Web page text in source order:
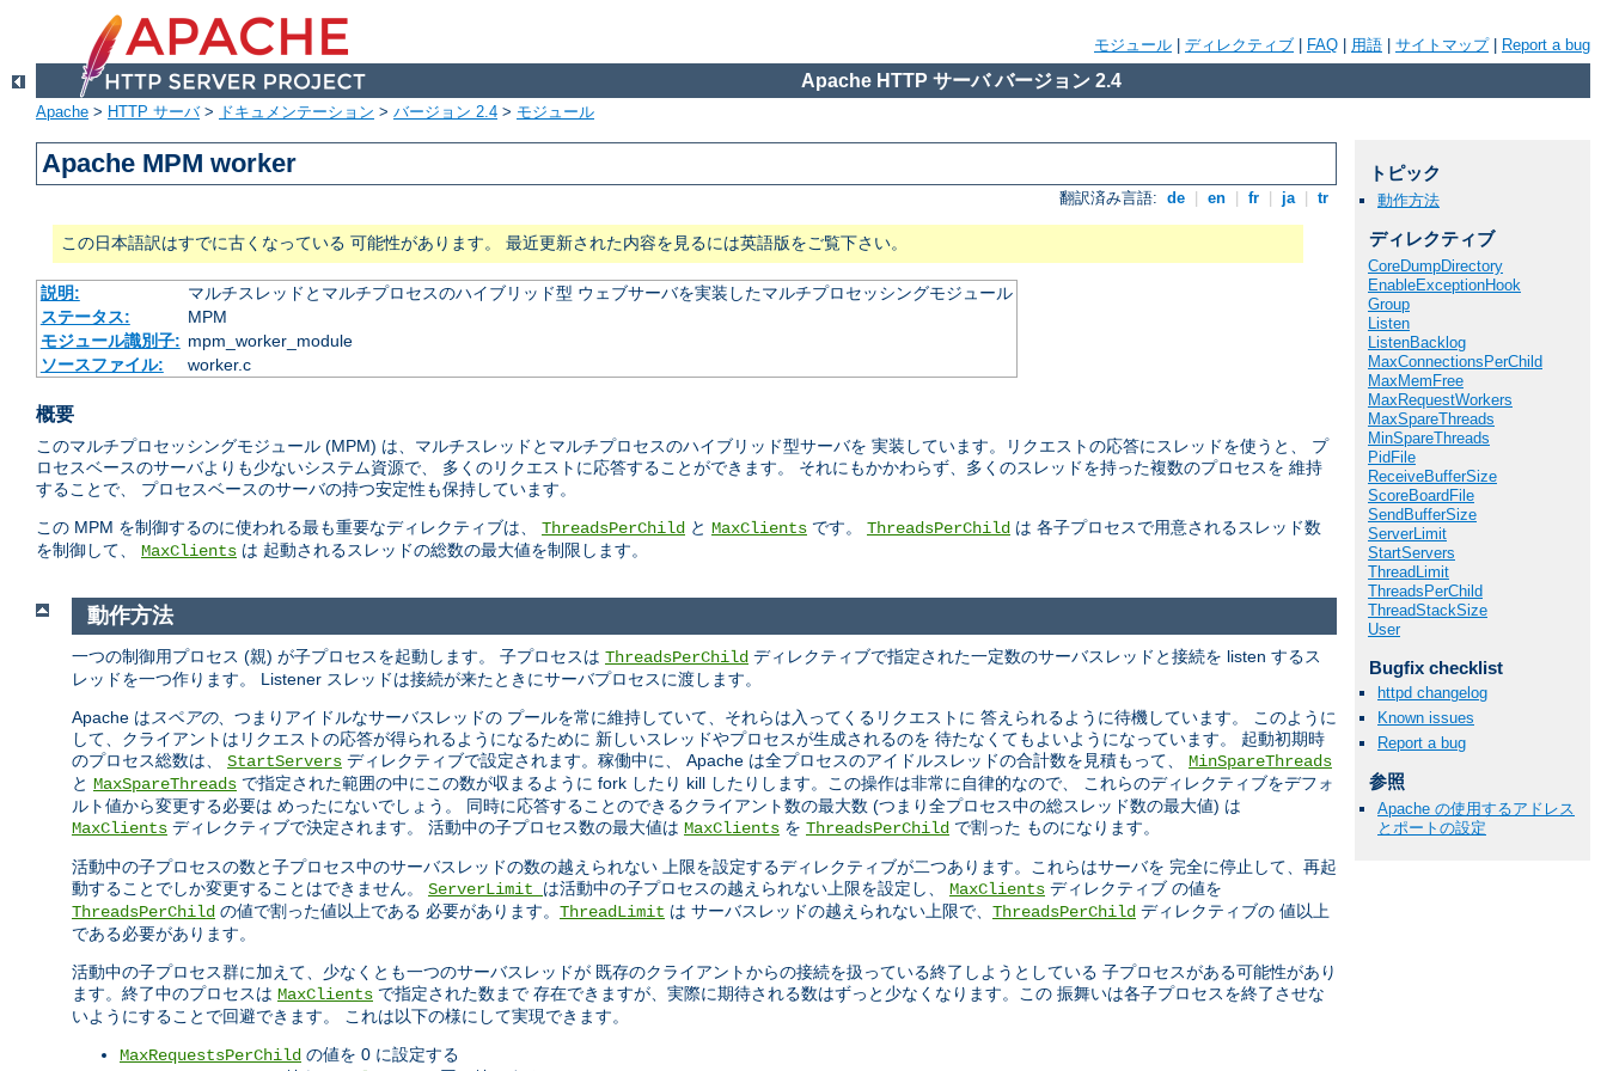
モジュール ディレクティブ FAQ 用語 サイトマップ| Report a bug
Apache HTTP サーバ バージョン 2.4
Apache > HTTP サーバ> ドキュメンテーション > バージョン 2.4 > モジュール
Apache MPM worker
翻訳済み言語: de en fr ja tr
この日本語訳はすでに古くなっている 可能性があります。 最近更新された内容を見るには英語版をご覧下さい。
説明:
マルチスレッドとマルチプロセスのハイブリッド型 ウェブサーバを実装したマルチプロセッシングモジュール
ステータス:
MPM
モジュール識別子: mpm_worker_module
ソースファイル:
worker.c
概要
このマルチプロセッシングモジュール (MPM) は、マルチスレッドとマルチプロセスのハイブリッド型サーバを 実装しています。リクエストの応答にスレッドを使うと、 プ
ロセスベースのサーバよりも少ないシステム資源で、 多くのリクエストに応答することができます。 それにもかかわらず、多くのスレッドを持った複数のプロセスを 維持
することで、 プロセスベースのサーバの持つ安定性も保持しています。
この MPM を制御するのに使われる最も重要なディレクティブは、 ThreadsPerChild と MaxClients です。 ThreadsPerChild は 各子プロセスで用意されるスレッド数
を制御して、 MaxClients は 起動されるスレッドの総数の最大値を制限します。
動作方法
一つの制御用プロセス (親) が子プロセスを起動します。 子プロセスは ThreadsPerChild ディレクティブで指定された一定数のサーバスレッドと接続を listen するス
レッドを一つ作ります。 Listener スレッドは接続が来たときにサーバプロセスに渡します。
Apache は スペアの、つまりアイドルなサーバスレッドの プールを常に維持していて、それらは入ってくるリクエストに 答えられるように待機しています。 このように
して、クライアントはリクエストの応答が得られるようになるために 新しいスレッドやプロセスが生成されるのを 待たなくてもよいようになっています。 起動初期時
のプロセス総数は、 StartServers ディレクティブで設定されます。稼働中に、 Apache は全プロセスのアイドルスレッドの合計数を見積もって、 MinSpareThreads
と MaxSpareThreads で指定された範囲の中にこの数が収まるように fork したり kill したりします。この操作は非常に自律的なので、 これらのディレクティブをデフォ
ルト値から変更する必要は めったにないでしょう。 同時に応答することのできるクライアント数の最大数 (つまり全プロセス中の総スレッド数の最大値) は
MaxClients ディレクティブで決定されます。 活動中の子プロセス数の最大値は MaxClients を ThreadsPerChild で割った ものになります。
活動中の子プロセスの数と子プロセス中のサーバスレッドの数の越えられない 上限を設定するディレクティブが二つあります。これらはサーバを 完全に停止して、再起
動することでしか変更することはできません。 ServerLimit は活動中の子プロセスの越えられない上限を設定し、 MaxClients ディレクティブ の値を
ThreadsPerChild の値で割った値以上である 必要があります。 ThreadLimit は サーバスレッドの越えられない上限で、 ThreadsPerChild ディレクティブの 値以上
である必要があります。
活動中の子プロセス群に加えて、少なくとも一つのサーバスレッドが 既存のクライアントからの接続を扱っている終了しようとしている 子プロセスがある可能性があり
ます。終了中のプロセスは MaxClients で指定された数まで 存在できますが、実際に期待される数はずっと少なくなります。この 振舞いは各子プロセスを終了させな
いようにすることで回避できます。 これは以下の様にして実現できます。
MaxRequestsPerChild の値を 0 に設定する
トピック
動作方法
ディレクティブ
CoreDumpDirectory
EnableExceptionHook
Group
Listen
ListenBacklog
MaxConnectionsPerChild
MaxMemFree
MaxRequestWorkers
MaxSpareThreads
MinSpareThreads
PidFile
ReceiveBufferSize
ScoreBoardFile
SendBufferSize
ServerLimit
StartServers
ThreadLimit
ThreadsPerChild
ThreadStackSize
User
Bugfix checklist
httpd changelog
Known issues
Report a bug
参照
Apache の使用するアドレス
とポートの設定